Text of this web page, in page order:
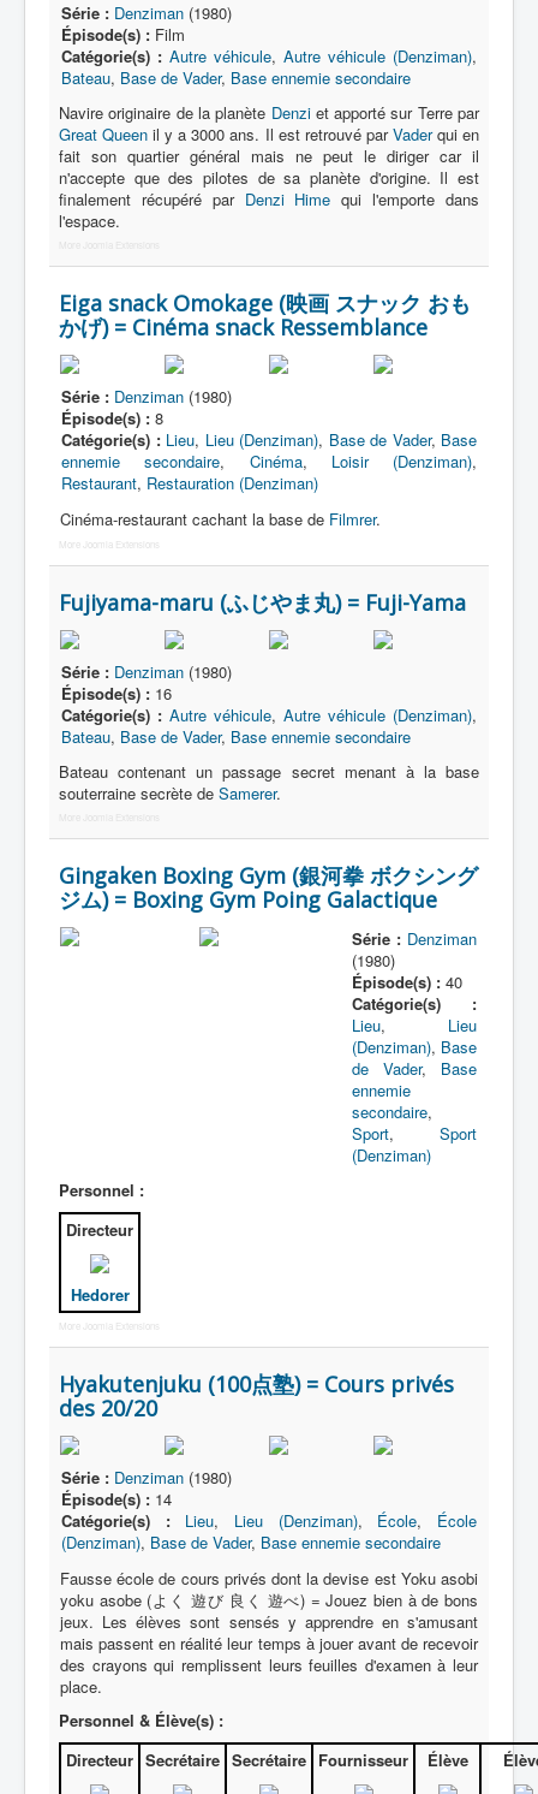
Série : Denziman (1980)
Épisode(s) : Film
Catégorie(s) : Autre véhicule, Autre véhicule (Denziman),
Bateau, Base de Vader, Base ennemie secondaire
Navire originaire de la planète Denziet apporté sur Terre par
Great Queen il y a 3000 ans. Il est retrouvé parVaderqui en
fait son quartier général mais ne peut le diriger car il
n'accepte que des pilotes de sa planète d'origine. Il est
finalement récupéré par Denzi Hime qui l'emporte dans
l'espace.
More Joomla Extensions
Eiga snack Omokage (映画 スナック おも
かげ) = Cinéma snack Ressemblance
Série : Denziman (1980)
Épisode(s) : 8
Catégorie(s) : Lieu, Lieu (Denziman), Base de Vader, Base
ennemie secondaire, Cinéma, Loisir (Denziman),
Restaurant, Restauration (Denziman)
Cinéma-restaurant cachant la base de Filmrer.
More Joomla Extensions
Fujiyama-maru (ふじやま丸) = Fuji-Yama
Série : Denziman (1980)
Épisode(s) : 16
Catégorie(s) : Autre véhicule, Autre véhicule (Denziman),
Bateau, Base de Vader, Base ennemie secondaire
Bateau contenant un passage secret menant à la base
souterraine secrète de Samerer.
More Joomla Extensions
Gingaken Boxing Gym (銀河拳 ボクシング
ジム) = Boxing Gym Poing Galactique
Série : Denziman
(1980)
Épisode(s) :40
Catégorie(s) :
Lieu, Lieu
(Denziman), Base
de Vader, Base
ennemie
secondaire,
Sport, Sport
(Denziman)
Personnel :
Directeur
Hedorer
More Joomla Extensions
Hyakutenjuku (100点塾) = Cours privés
des 20/20
Série : Denziman (1980)
Épisode(s) : 14
Catégorie(s) :
Lieu, Lieu (Denziman), École, École
(Denziman), Base de Vader, Base ennemie secondaire
Fausse école de cours privés dont la devise est Yoku asobi
yoku asobe (よく 遊び 良く 遊べ) = Jouez bien à de bons
jeux. Les élèves sont sensés y apprendre en s'amusant
mais passent en réalité leur temps à jouer avant de recevoir
des crayons qui remplissent leurs feuilles d'examen à leur
place.
Personnel & Élève(s) :
Directeur Secrétaire Secrétaire Fournisseur Élève